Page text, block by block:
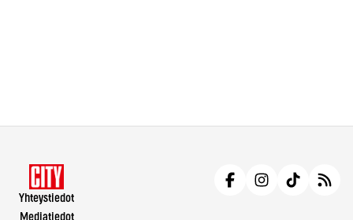
Yhteystiedot
Mediatiedot